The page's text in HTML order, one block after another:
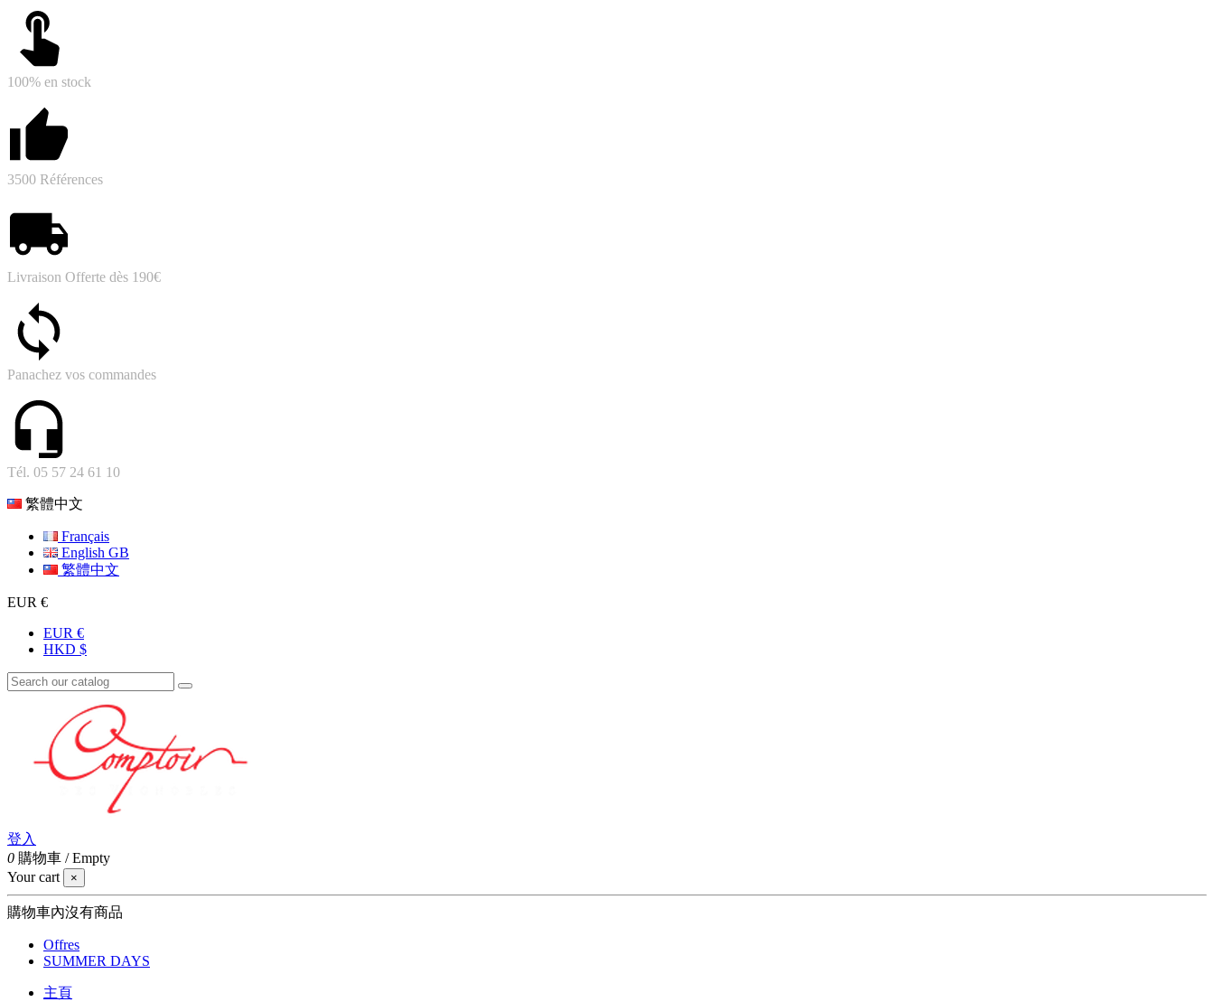
100% en stock
3500 Références
Livraison Offerte dès 190€
Panachez vos commandes
Tél. 05 57 24 61 10
繁體中文
Français
English GB
繁體中文
EUR €
EUR €
HKD $
登入
0 購物車 /Empty
Your cart
×
購物車內沒有商品
Offres
SUMMER DAYS
主頁